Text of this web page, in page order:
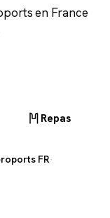
en France
Repas
FR·